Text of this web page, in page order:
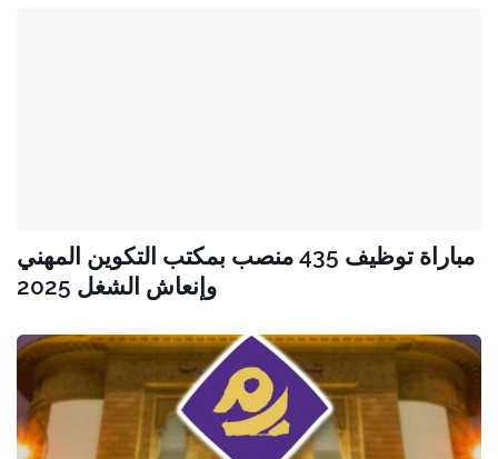
مباراة توظيف 435 منصب بمكتب التكوين المهني
وإنعاش الشغل 2025